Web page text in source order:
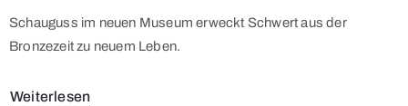
Schauguss im neuen Museum erweckt Schwert aus der
Bronzezeit zu neuem Leben.
Weiterlesen